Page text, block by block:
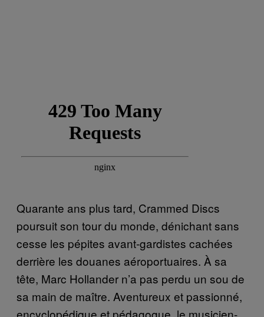
Quarante ans plus tard, Crammed Discs
poursuit son tour du monde, dénichant sans
cesse les pépites avant-gardistes cachées
derrière les douanes aéroportuaires. À sa
tête, Marc Hollander n’a pas perdu un sou de
sa main de maître. Aventureux et passionné,
encyclopédique et pédagogue, le musicien-